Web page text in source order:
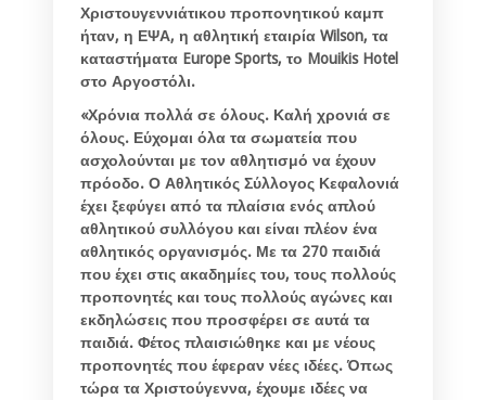
Χριστουγεννιάτικου προπονητικού καμπ
ήταν, η ΕΨΑ, η αθλητική εταιρία Wilson, τα
καταστήματα Europe Sports, το Mouikis Hotel
στο Αργοστόλι.
«Χρόνια πολλά σε όλους. Καλή χρονιά σε
όλους. Εύχομαι όλα τα σωματεία που
ασχολούνται με τον αθλητισμό να έχουν
πρόοδο. Ο Αθλητικός Σύλλογος Κεφαλονιά
έχει ξεφύγει από τα πλαίσια ενός απλού
αθλητικού συλλόγου και είναι πλέον ένα
αθλητικός οργανισμός. Με τα 270 παιδιά
που έχει στις ακαδημίες του, τους πολλούς
προπονητές και τους πολλούς αγώνες και
εκδηλώσεις που προσφέρει σε αυτά τα
παιδιά. Φέτος πλαισιώθηκε και με νέους
προπονητές που έφεραν νέες ιδέες. Όπως
τώρα τα Χριστούγεννα, έχουμε ιδέες να